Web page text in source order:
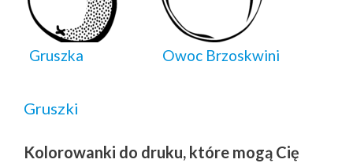
Gruszka Owoc Brzoskwini
Gruszki
Kolorowanki do druku, które mogą Cię